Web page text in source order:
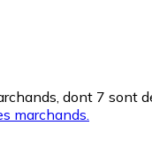
dont 7 sont
marchands.